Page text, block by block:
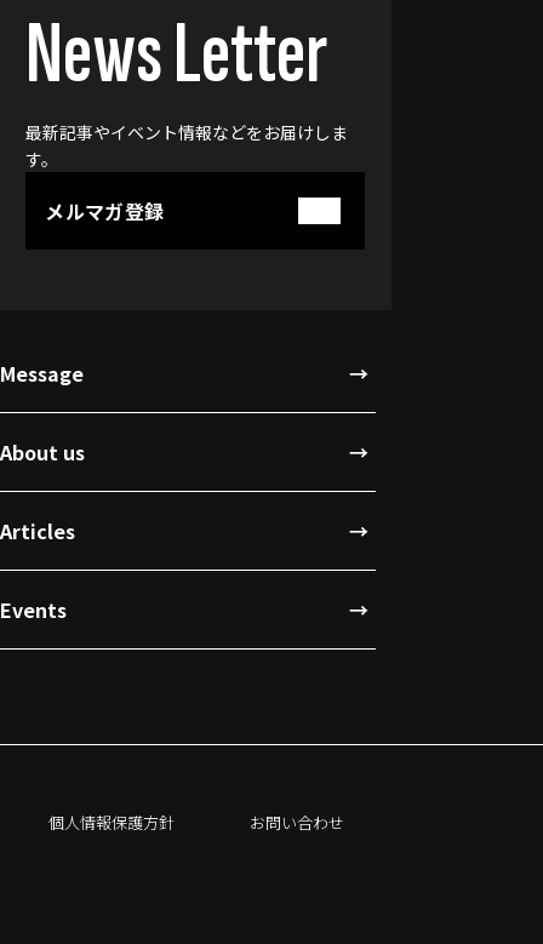
News Letter
最新記事やイベント情報などをお届けしま
す。
メルマガ登録
Message
About us
Articles
Events
個人情報保護方針 お問い合わせ